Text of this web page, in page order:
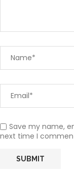
Save my name,
next time I